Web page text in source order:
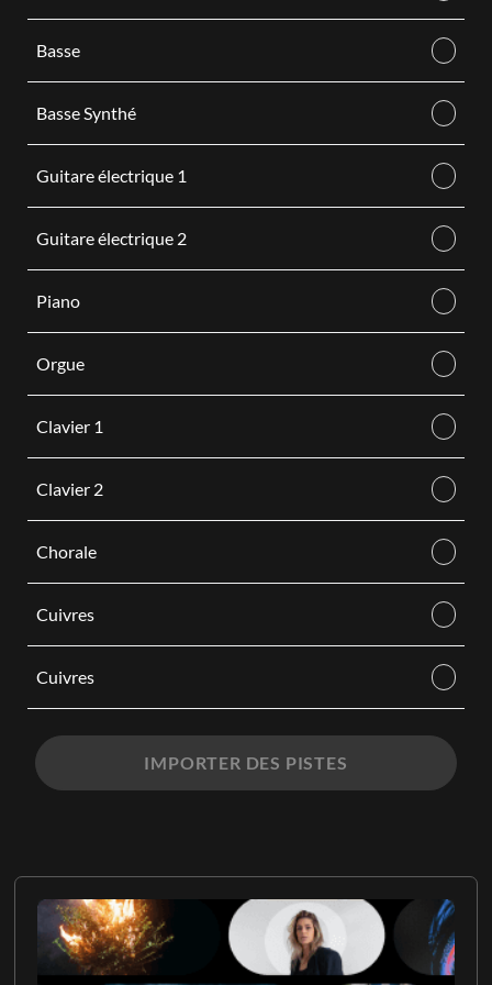
Basse
Basse Synthé
Guitare électrique 1
Guitare électrique 2
Piano
Orgue
Clavier 1
Clavier 2
Chorale
Cuivres
Cuivres
IMPORTER DES PISTES